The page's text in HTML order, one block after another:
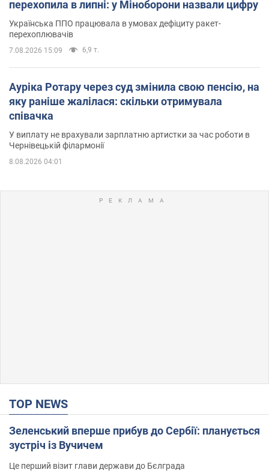
перехопила в липні: у Міноборони назвали цифру
Українська ППО працювала в умовах дефіциту ракет-
перехоплювачів
7.08.2026 15:09 6,9 т.
Ауріка Ротару через суд змінила свою пенсію, на
яку раніше жалілася: скільки отримувала
співачка
У виплату не врахували зарплатню артистки за час роботи в
Чернівецькій філармонії
8.08.2026 04:01
TOP NEWS
Зеленський вперше прибув до Сербії: планується
зустріч із Вучичем
Це перший візит глави держави до Бєлграда